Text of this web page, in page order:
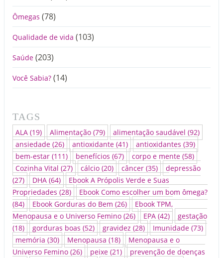
Ômegas (78)
Qualidade de vida (103)
Saúde (203)
Você Sabia? (14)
TAGS
ALA (19) Alimentação (79) alimentação saudável (92)
ansiedade (26) antioxidante (41) antioxidantes (39)
bem-estar (111) benefícios (67) corpo e mente (58)
Cozinha Vital (27) cálcio (20) câncer (35)
depressão
(27)
DHA (64)
Ebook A Própolis Verde e Suas
Propriedades (28)
Ebook Como escolher um bom ômega?
(84)
Ebook Gorduras do Bem (26)
Ebook TPM,
Menopausa e o Universo Femino (26) EPA (42)
gestação
(18)
gorduras boas (52) gravidez (28) Imunidade (73)
memória (30) Menopausa (18)
Menopausa e o
Universo Femino (26) peixe (21)
prevenção de doenças